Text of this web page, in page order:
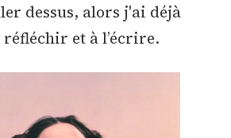
dessus, alors j'ai déjà
et à l’écrire.